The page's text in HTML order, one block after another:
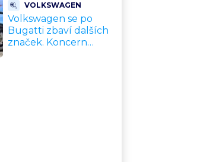
výhoda, velký
problém
VOLKSWAGEN
Volkswagen se po
Bugatti zbaví dalších
značek. Koncern